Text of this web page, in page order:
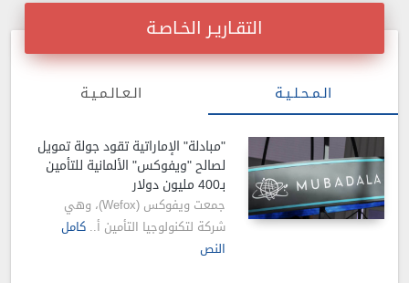
التقـاريـر الخـاصـة
الـمـحـلـيـة الـعـالـمـيـة
"مبادلة" الإماراتية تقود جولة تمويل
لصالح "ويفوكس" الألمانية للتأمين
بـ400 مليون دولار
جمعت ويفوكس (Wefox)، وهي
شركة لتكنولوجيا التأمين أ..كامل
النص